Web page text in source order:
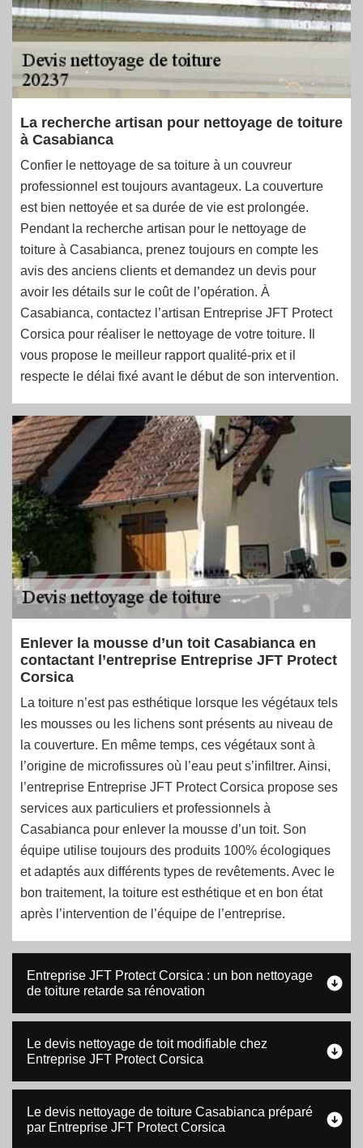
La recherche artisan pour nettoyage de toiture
à Casabianca
Confier le nettoyage de sa toiture à un couvreur
professionnel est toujours avantageux. La couverture
est bien nettoyée et sa durée de vie est prolongée.
Pendant la recherche artisan pour le nettoyage de
toiture à Casabianca, prenez toujours en compte les
avis des anciens clients et demandez un devis pour
avoir les détails sur le coût de l’opération. À
Casabianca, contactez l’artisan Entreprise JFT Protect
Corsica pour réaliser le nettoyage de votre toiture. Il
vous propose le meilleur rapport qualité-prix et il
respecte le délai fixé avant le début de son intervention.
Enlever la mousse d’un toit Casabianca en
contactant l’entreprise Entreprise JFT Protect
Corsica
La toiture n’est pas esthétique lorsque les végétaux tels
les mousses ou les lichens sont présents au niveau de
la couverture. En même temps, ces végétaux sont à
l’origine de microfissures où l’eau peut s’infiltrer. Ainsi,
l’entreprise Entreprise JFT Protect Corsica propose ses
services aux particuliers et professionnels à
Casabianca pour enlever la mousse d’un toit. Son
équipe utilise toujours des produits 100% écologiques
et adaptés aux différents types de revêtements. Avec le
bon traitement, la toiture est esthétique et en bon état
après l’intervention de l’équipe de l’entreprise.
Entreprise JFT Protect Corsica : un bon nettoyage
de toiture retarde sa rénovation
Le devis nettoyage de toit modifiable chez
Entreprise JFT Protect Corsica
Le devis nettoyage de toiture Casabianca préparé
par Entreprise JFT Protect Corsica